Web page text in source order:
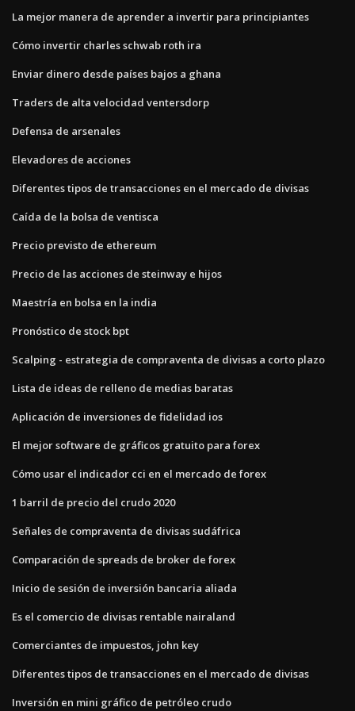
La mejor manera de aprender a invertir para principiantes
Cómo invertir charles schwab roth ira
Enviar dinero desde países bajos a ghana
Traders de alta velocidad ventersdorp
Defensa de arsenales
Elevadores de acciones
Diferentes tipos de transacciones en el mercado de divisas
Caída de la bolsa de ventisca
Precio previsto de ethereum
Precio de las acciones de steinway e hijos
Maestría en bolsa en la india
Pronóstico de stock bpt
Scalping - estrategia de compraventa de divisas a corto plazo
Lista de ideas de relleno de medias baratas
Aplicación de inversiones de fidelidad ios
El mejor software de gráficos gratuito para forex
Cómo usar el indicador cci en el mercado de forex
1 barril de precio del crudo 2020
Señales de compraventa de divisas sudáfrica
Comparación de spreads de broker de forex
Inicio de sesión de inversión bancaria aliada
Es el comercio de divisas rentable nairaland
Comerciantes de impuestos, john key
Diferentes tipos de transacciones en el mercado de divisas
Inversión en mini gráfico de petróleo crudo